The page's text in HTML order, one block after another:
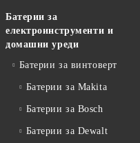
Батерии за
електроинструменти и
домашни уреди
Батерии за винтоверт
Батерии за Makita
Батерии за Bosch
Батерии за Dewalt